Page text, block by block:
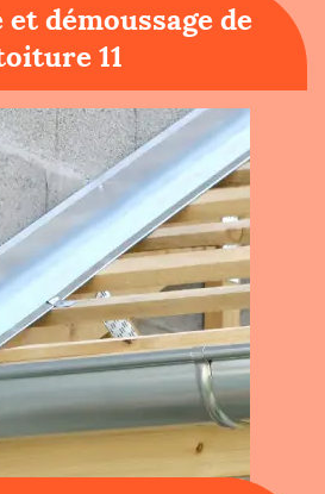
démoussage de
11